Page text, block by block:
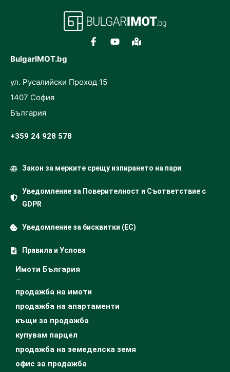
BulgarIMOT.bg
ул. Русалийски Проход 15
1407 София
България
+359 24 928 578
Закон за мерките срещу изпирането на пари
Уведомление за Поверителност и Съответствие с
GDPR
Уведомление за бисквитки (ЕС)
Правила и Услова
Имоти България
…
продажба на имоти
продажба на апартаменти
къщи за продажба
купувам парцел
продажба на земеделска земя
офис за продажба